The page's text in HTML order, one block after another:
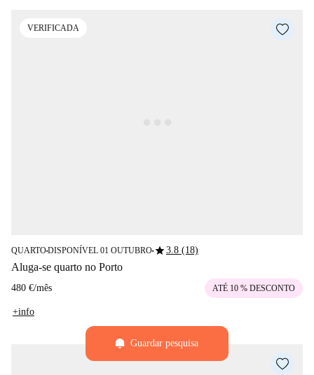
VERIFICADA
QUARTO■DISPONÍVEL 01 OUTUBRO■star3.8 (18)
Aluga-se quarto no Porto
480 €/mês ATÉ 10 % DESCONTO
+info
Guardar pesquisa